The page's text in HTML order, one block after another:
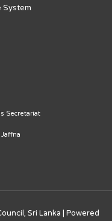
System
Secretariat
Sri Lanka | Powered